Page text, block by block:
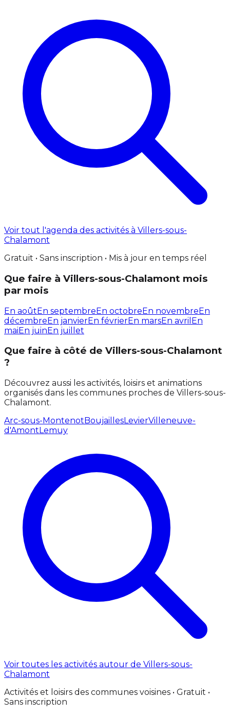
Voir tout l'agenda des activités à Villers-sous-
Chalamont
Gratuit • Sans inscription • Mis à jour en temps réel
Que faire à Villers-sous-Chalamont mois
par mois
En aoûtEn septembreEn octobreEn novembreEn
décembreEn janvierEn févrierEn marsEn avril En
maiEn juinEn juillet
Que faire à côté de Villers-sous-Chalamont
?
Découvrez aussi les activités, loisirs et animations
organisés dans les communes proches de Villers-sous-
Chalamont.
Arc-sous-MontenotBoujaillesLevierVilleneuve-
d'AmontLemuy
Voir toutes les activités autour de Villers-sous-
Chalamont
Activités et loisirs des communes voisines • Gratuit •
Sans inscription